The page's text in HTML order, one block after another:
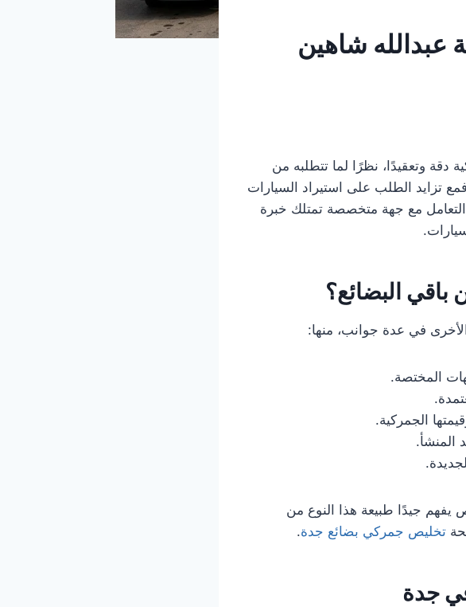
شاهين
دقة وتعقيدًا، نظرًا لما تتطلبه من
تزايد الطلب على استيراد السيارات
التعامل مع جهة متخصصة تمتلك خبرة
البضائع؟
في عدة جوانب، منها:
المختصة.
الجمركية.
المنشأ.
يفهم جيدًا طبيعة هذا النوع من
تخليص جمركي بضائع جدة.
جدة